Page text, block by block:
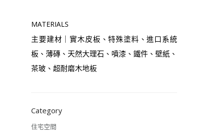
MATERIALS
主要建材｜實木皮板、特殊塗料、進口系統
板、薄磚、天然大理石、噴漆、鐵件、壁紙、
茶玻、超耐磨木地板
Category
住宅空間